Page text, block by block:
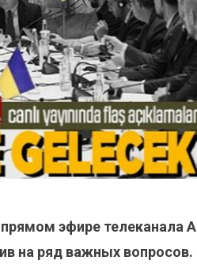
эфире телеканала A
на ряд важных вопросов.